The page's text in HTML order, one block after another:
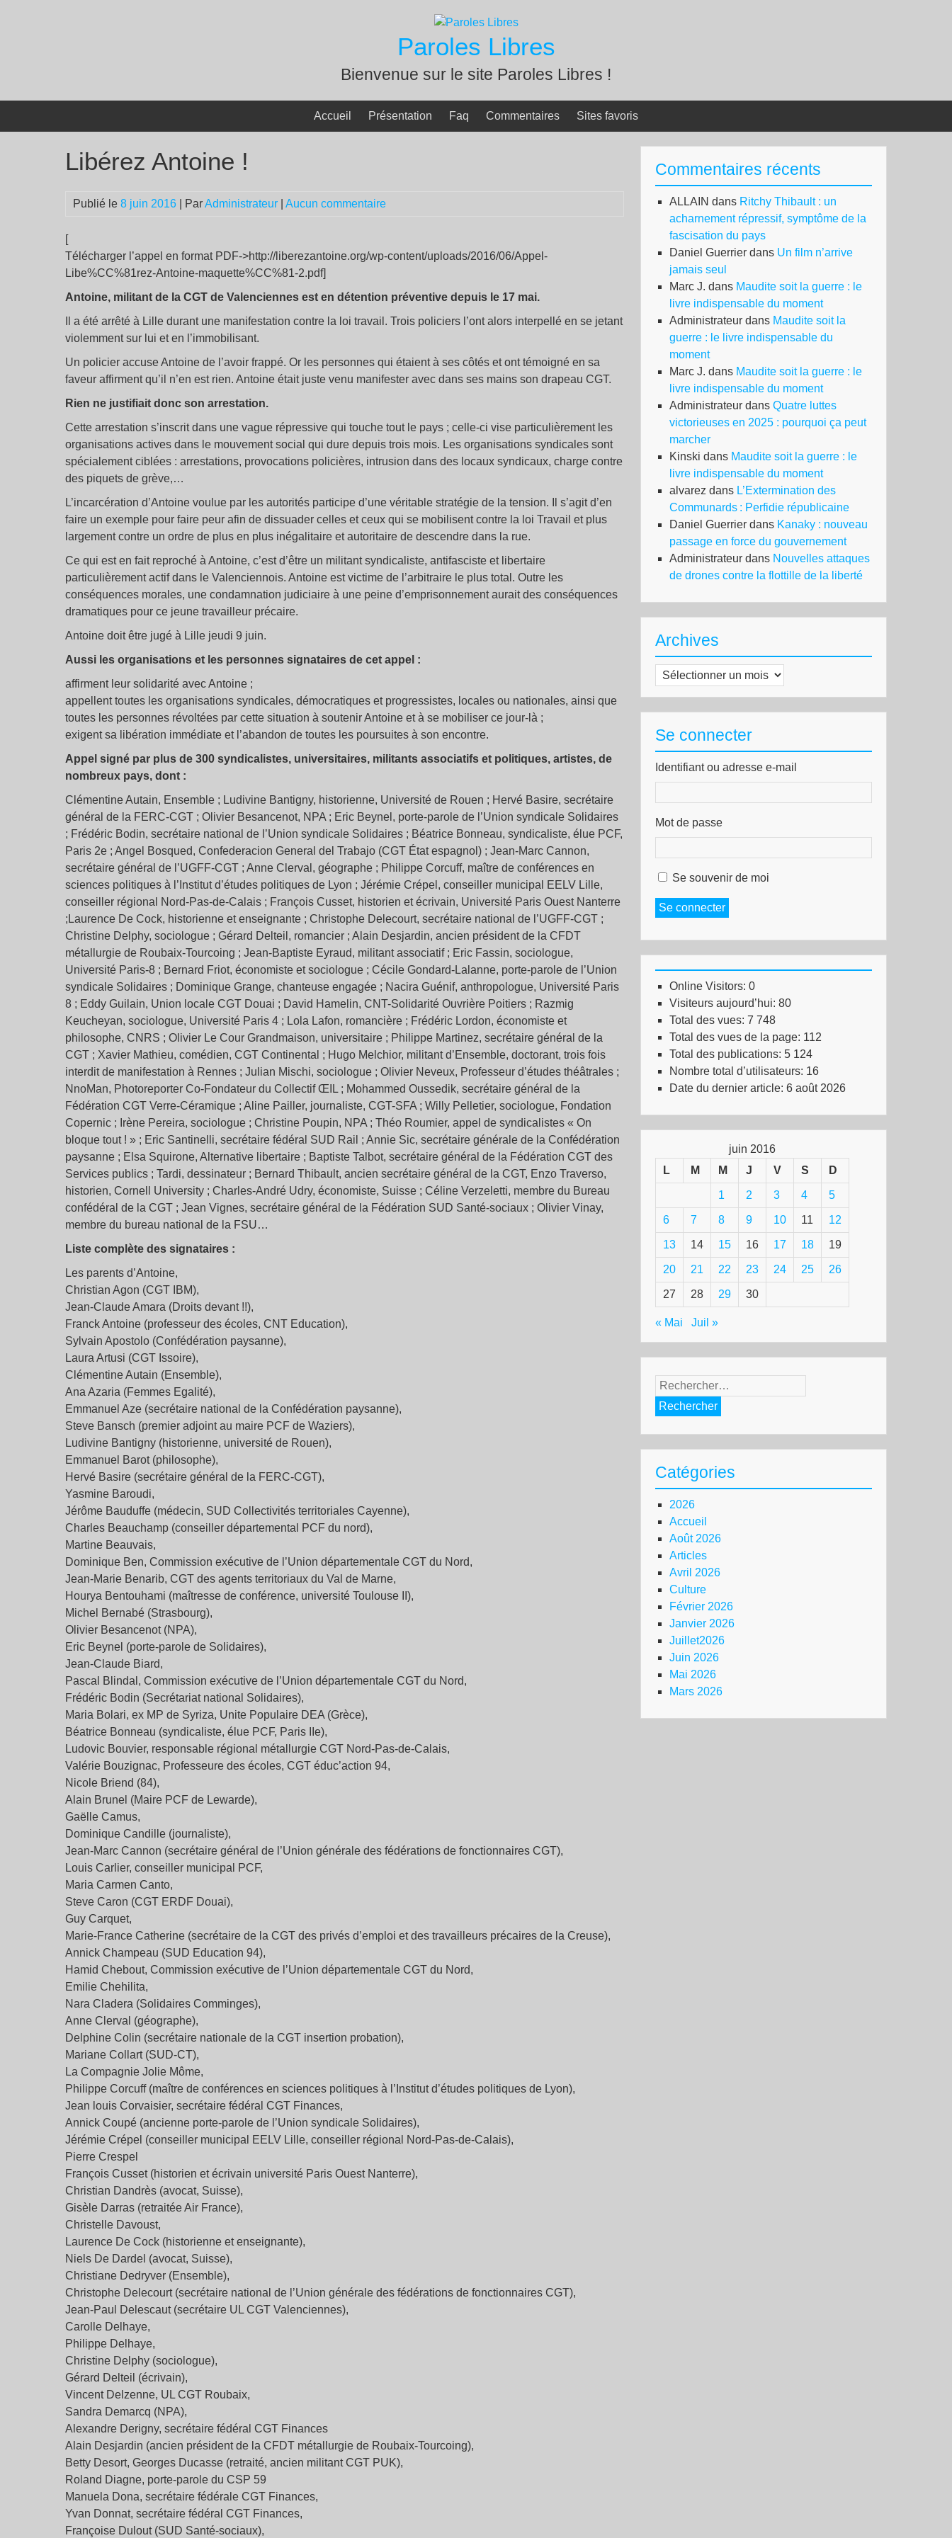
Paroles Libres
Bienvenue sur le site Paroles Libres !
Accueil Présentation Faq Commentaires Sites favoris
Libérez Antoine !
Publié le 8 juin 2016 | ParAdministrateur Aucun commentaire
[
Télécharger l’appel en format PDF->http://liberezantoine.org/wp-content/uploads/2016/06/Appel-
Libe%CC%81rez-Antoine-maquette%CC%81-2.pdf]
Antoine, militant de la CGT de Valenciennes est en détention préventive depuis le 17 mai.
Il a été arrêté à Lille durant une manifestation contre la loi travail. Trois policiers l’ont alors interpellé en se jetant
violemment sur lui et en l’immobilisant.
Un policier accuse Antoine de l’avoir frappé. Or les personnes qui étaient à ses côtés et ont témoigné en sa
faveur affirment qu’il n’en est rien. Antoine était juste venu manifester avec dans ses mains son drapeau CGT.
Rien ne justifiait donc son arrestation.
Cette arrestation s’inscrit dans une vague répressive qui touche tout le pays ; celle-ci vise particulièrement les
organisations actives dans le mouvement social qui dure depuis trois mois. Les organisations syndicales sont
spécialement ciblées : arrestations, provocations policières, intrusion dans des locaux syndicaux, charge contre
des piquets de grève,…
L’incarcération d’Antoine voulue par les autorités participe d’une véritable stratégie de la tension. Il s’agit d’en
faire un exemple pour faire peur afin de dissuader celles et ceux qui se mobilisent contre la loi Travail et plus
largement contre un ordre de plus en plus inégalitaire et autoritaire de descendre dans la rue.
Ce qui est en fait reproché à Antoine, c’est d’être un militant syndicaliste, antifasciste et libertaire
particulièrement actif dans le Valenciennois. Antoine est victime de l’arbitraire le plus total. Outre les
conséquences morales, une condamnation judiciaire à une peine d’emprisonnement aurait des conséquences
dramatiques pour ce jeune travailleur précaire.
Antoine doit être jugé à Lille jeudi 9 juin.
Aussi les organisations et les personnes signataires de cet appel :
affirment leur solidarité avec Antoine ;
appellent toutes les organisations syndicales, démocratiques et progressistes, locales ou nationales, ainsi que
toutes les personnes révoltées par cette situation à soutenir Antoine et à se mobiliser ce jour-là ;
exigent sa libération immédiate et l’abandon de toutes les poursuites à son encontre.
Appel signé par plus de 300 syndicalistes, universitaires, militants associatifs et politiques, artistes, de
nombreux pays, dont :
Clémentine Autain, Ensemble ; Ludivine Bantigny, historienne, Université de Rouen ; Hervé Basire, secrétaire
général de la FERC-CGT ; Olivier Besancenot, NPA ; Eric Beynel, porte-parole de l’Union syndicale Solidaires
; Frédéric Bodin, secrétaire national de l’Union syndicale Solidaires ; Béatrice Bonneau, syndicaliste, élue PCF,
Paris 2e ; Angel Bosqued, Confederacion General del Trabajo (CGT État espagnol) ; Jean-Marc Cannon,
secrétaire général de l’UGFF-CGT ; Anne Clerval, géographe ; Philippe Corcuff, maître de conférences en
sciences politiques à l’Institut d’études politiques de Lyon ; Jérémie Crépel, conseiller municipal EELV Lille,
conseiller régional Nord-Pas-de-Calais ; François Cusset, historien et écrivain, Université Paris Ouest Nanterre
;Laurence De Cock, historienne et enseignante ; Christophe Delecourt, secrétaire national de l’UGFF-CGT ;
Christine Delphy, sociologue ; Gérard Delteil, romancier ; Alain Desjardin, ancien président de la CFDT
métallurgie de Roubaix-Tourcoing ; Jean-Baptiste Eyraud, militant associatif ; Eric Fassin, sociologue,
Université Paris-8 ; Bernard Friot, économiste et sociologue ; Cécile Gondard-Lalanne, porte-parole de l’Union
syndicale Solidaires ; Dominique Grange, chanteuse engagée ; Nacira Guénif, anthropologue, Université Paris
8 ; Eddy Guilain, Union locale CGT Douai ; David Hamelin, CNT-Solidarité Ouvrière Poitiers ; Razmig
Keucheyan, sociologue, Université Paris 4 ; Lola Lafon, romancière ; Frédéric Lordon, économiste et
philosophe, CNRS ; Olivier Le Cour Grandmaison, universitaire ; Philippe Martinez, secrétaire général de la
CGT ; Xavier Mathieu, comédien, CGT Continental ; Hugo Melchior, militant d’Ensemble, doctorant, trois fois
interdit de manifestation à Rennes ; Julian Mischi, sociologue ; Olivier Neveux, Professeur d’études théâtrales ;
NnoMan, Photoreporter Co-Fondateur du Collectif ŒIL ; Mohammed Oussedik, secrétaire général de la
Fédération CGT Verre-Céramique ; Aline Pailler, journaliste, CGT-SFA ; Willy Pelletier, sociologue, Fondation
Copernic ; Irène Pereira, sociologue ; Christine Poupin, NPA ; Théo Roumier, appel de syndicalistes « On
bloque tout ! » ; Eric Santinelli, secrétaire fédéral SUD Rail ; Annie Sic, secrétaire générale de la Confédération
paysanne ; Elsa Squirone, Alternative libertaire ; Baptiste Talbot, secrétaire général de la Fédération CGT des
Services publics ; Tardi, dessinateur ; Bernard Thibault, ancien secrétaire général de la CGT, Enzo Traverso,
historien, Cornell University ; Charles-André Udry, économiste, Suisse ; Céline Verzeletti, membre du Bureau
confédéral de la CGT ; Jean Vignes, secrétaire général de la Fédération SUD Santé-sociaux ; Olivier Vinay,
membre du bureau national de la FSU…
Liste complète des signataires :
Les parents d’Antoine,
Christian Agon (CGT IBM),
Jean-Claude Amara (Droits devant !!),
Franck Antoine (professeur des écoles, CNT Education),
Sylvain Apostolo (Confédération paysanne),
Laura Artusi (CGT Issoire),
Clémentine Autain (Ensemble),
Ana Azaria (Femmes Egalité),
Emmanuel Aze (secrétaire national de la Confédération paysanne),
Steve Bansch (premier adjoint au maire PCF de Waziers),
Ludivine Bantigny (historienne, université de Rouen),
Emmanuel Barot (philosophe),
Hervé Basire (secrétaire général de la FERC-CGT),
Yasmine Baroudi,
Jérôme Bauduffe (médecin, SUD Collectivités territoriales Cayenne),
Charles Beauchamp (conseiller départemental PCF du nord),
Martine Beauvais,
Dominique Ben, Commission exécutive de l’Union départementale CGT du Nord,
Jean-Marie Benarib, CGT des agents territoriaux du Val de Marne,
Hourya Bentouhami (maîtresse de conférence, université Toulouse II),
Michel Bernabé (Strasbourg),
Olivier Besancenot (NPA),
Eric Beynel (porte-parole de Solidaires),
Jean-Claude Biard,
Pascal Blindal, Commission exécutive de l’Union départementale CGT du Nord,
Frédéric Bodin (Secrétariat national Solidaires),
Maria Bolari, ex MP de Syriza, Unite Populaire DEA (Grèce),
Béatrice Bonneau (syndicaliste, élue PCF, Paris IIe),
Ludovic Bouvier, responsable régional métallurgie CGT Nord-Pas-de-Calais,
Valérie Bouzignac, Professeure des écoles, CGT éduc’action 94,
Nicole Briend (84),
Alain Brunel (Maire PCF de Lewarde),
Gaëlle Camus,
Dominique Candille (journaliste),
Jean-Marc Cannon (secrétaire général de l’Union générale des fédérations de fonctionnaires CGT),
Louis Carlier, conseiller municipal PCF,
Maria Carmen Canto,
Steve Caron (CGT ERDF Douai),
Guy Carquet,
Marie-France Catherine (secrétaire de la CGT des privés d’emploi et des travailleurs précaires de la Creuse),
Annick Champeau (SUD Education 94),
Hamid Chebout, Commission exécutive de l’Union départementale CGT du Nord,
Emilie Chehilita,
Nara Cladera (Solidaires Comminges),
Anne Clerval (géographe),
Delphine Colin (secrétaire nationale de la CGT insertion probation),
Mariane Collart (SUD-CT),
La Compagnie Jolie Môme,
Philippe Corcuff (maître de conférences en sciences politiques à l’Institut d’études politiques de Lyon),
Jean louis Corvaisier, secrétaire fédéral CGT Finances,
Annick Coupé (ancienne porte-parole de l’Union syndicale Solidaires),
Jérémie Crépel (conseiller municipal EELV Lille, conseiller régional Nord-Pas-de-Calais),
Pierre Crespel
François Cusset (historien et écrivain université Paris Ouest Nanterre),
Christian Dandrès (avocat, Suisse),
Gisèle Darras (retraitée Air France),
Christelle Davoust,
Laurence De Cock (historienne et enseignante),
Niels De Dardel (avocat, Suisse),
Christiane Dedryver (Ensemble),
Christophe Delecourt (secrétaire national de l’Union générale des fédérations de fonctionnaires CGT),
Jean-Paul Delescaut (secrétaire UL CGT Valenciennes),
Carolle Delhaye,
Philippe Delhaye,
Christine Delphy (sociologue),
Gérard Delteil (écrivain),
Vincent Delzenne, UL CGT Roubaix,
Sandra Demarcq (NPA),
Alexandre Derigny, secrétaire fédéral CGT Finances
Alain Desjardin (ancien président de la CFDT métallurgie de Roubaix-Tourcoing),
Betty Desort, Georges Ducasse (retraité, ancien militant CGT PUK),
Roland Diagne, porte-parole du CSP 59
Manuela Dona, secrétaire fédérale CGT Finances,
Yvan Donnat, secrétaire fédéral CGT Finances,
Françoise Dulout (SUD Santé-sociaux),
Commentaires récents
ALLAIN dans Ritchy Thibault : un
acharnement répressif, symptôme de la
fascisation du pays
Daniel Guerrier dans Un film n’arrive
jamais seul
Marc J. dans Maudite soit la guerre : le
livre indispensable du moment
Administrateur dans Maudite soit la
guerre : le livre indispensable du
moment
Marc J. dans Maudite soit la guerre : le
livre indispensable du moment
Administrateur dans Quatre luttes
victorieuses en 2025 : pourquoi ça peut
marcher
Kinski dans Maudite soit la guerre : le
livre indispensable du moment
alvarez dans L’Extermination des
Communards : Perfidie républicaine
Daniel Guerrier dans Kanaky : nouveau
passage en force du gouvernement
Administrateur dans Nouvelles attaques
de drones contre la flottille de la liberté
Archives
Archives
Se connecter
Identifiant ou adresse e-mail
Mot de passe
Se souvenir de moi
Se connecter
Online Visitors: 0
Visiteurs aujourd’hui: 80
Total des vues: 7 748
Total des vues de la page: 112
Total des publications: 5 124
Nombre total d’utilisateurs: 16
Date du dernier article: 6 août 2026
juin 2016
L
M M J V S D
1 2 3 4 5
6 7 8 9 10 11 12
13 14 15 16 17 18 19
20 21 22 23 24 25 26
27 28 29 30
« Mai Juil »
Rechercher :
Catégories
2026
Accueil
Août 2026
Articles
Avril 2026
Culture
Février 2026
Janvier 2026
Juillet2026
Juin 2026
Mai 2026
Mars 2026